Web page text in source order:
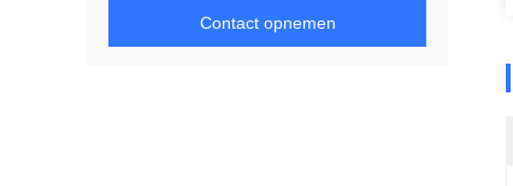
Contact opnemen